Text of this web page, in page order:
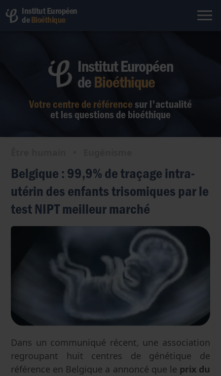
Institut Européen
deBioéthique
Votre centre de référence sur l'actualité
et les questions de bioéthique
Institut Européen
deBioéthique
Belgique : 99,9% de traçage intra-
utérin des enfants trisomiques par le
test NIPT meilleur marché
Dans un communiqué récent, une association
regroupant huit centres de génétique de
référence en Belgique a annoncé que le prix du